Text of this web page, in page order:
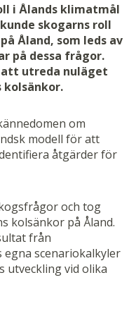
i Ålands klimatmål
skogarns roll
Åland, som leds av
på dessa frågor.
utreda nuläget
kolsänkor.
om
modell för att
åtgärder för
och tog
kolsänkor på Åland.
från
scenariokalkyler
utveckling vid olika